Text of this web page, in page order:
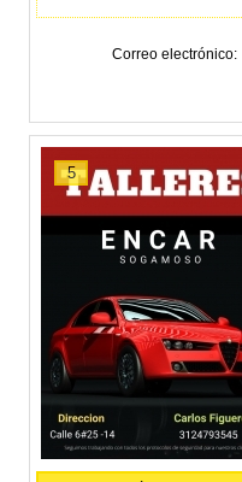
Correo electrónico
5